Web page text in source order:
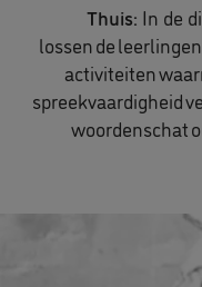
Thuis: In de
lossen de
activiteiten
spreekvaardigheid
woordenschat